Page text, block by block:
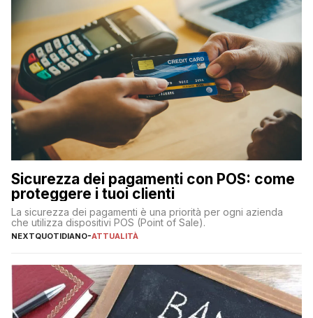
Sicurezza dei pagamenti con POS: come
proteggere i tuoi clienti
La sicurezza dei pagamenti è una priorità per ogni azienda
che utilizza dispositivi POS (Point of Sale).
NEXTQUOTIDIANO-ATTUALITÀ